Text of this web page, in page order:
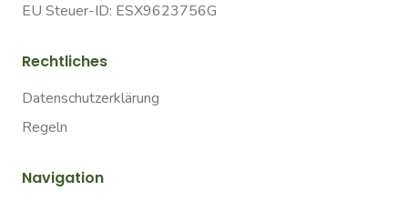
EU Steuer-ID: ESX9623756G
Rechtliches
Datenschutzerklärung
Regeln
Navigation